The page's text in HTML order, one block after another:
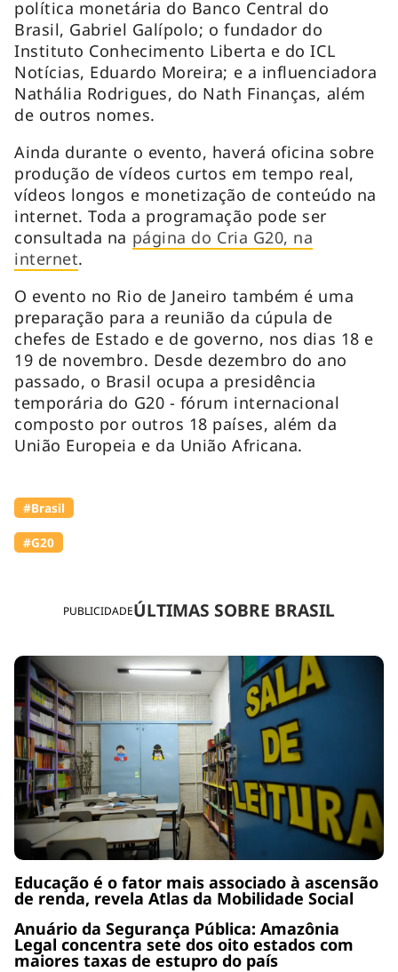
PUBLICIDADEÚLTIMAS SOBRE BRASIL
Educação é o fator mais associado à ascensão
de renda, revela Atlas da Mobilidade Social
Anuário da Segurança Pública: Amazônia
Legal concentra sete dos oito estados com
maiores taxas de estupro do país
política monetária do Banco Central do
Brasil, Gabriel Galípolo; o fundador do
Instituto Conhecimento Liberta e do ICL
Notícias, Eduardo Moreira; e a influenciadora
Nathália Rodrigues, do Nath Finanças, além
de outros nomes.
Ainda durante o evento, haverá oficina sobre
produção de vídeos curtos em tempo real,
vídeos longos e monetização de conteúdo na
internet. Toda a programação pode ser
consultada na página do Cria G20, na
internet.
O evento no Rio de Janeiro também é uma
preparação para a reunião da cúpula de
chefes de Estado e de governo, nos dias 18 e
19 de novembro. Desde dezembro do ano
passado, o Brasil ocupa a presidência
temporária do G20 - fórum internacional
composto por outros 18 países, além da
União Europeia e da União Africana.
#Brasil
#G20